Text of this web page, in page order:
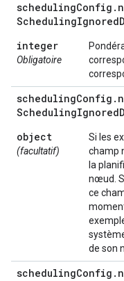
schedulingConfig .
SchedulingIgnored
integer
Obligatoire
schedulingConfig .
SchedulingIgnored
object
(facultatif)
Si les
champ
la
nœud.
ce
de son
schedulingConfig .